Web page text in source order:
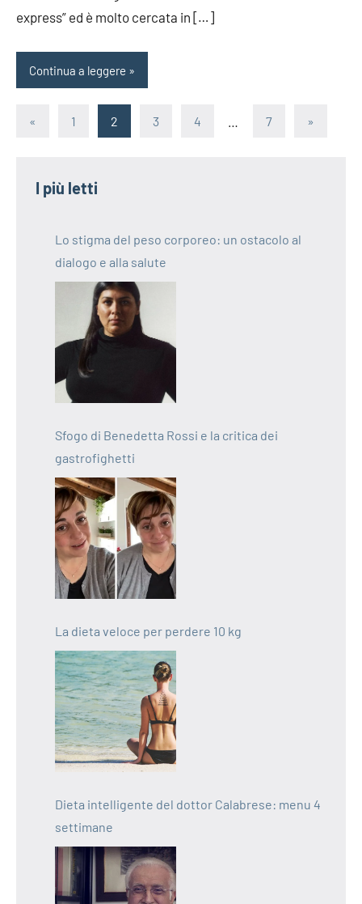
express” ed è molto cercata in […]
Continua a leggere
Paginazione
articoli
« Articolo
precedente
1 2 3 4 7
Articolo
»
I più letti
Lo stigma del peso corporeo: un ostacolo al
dialogo e alla salute
Sfogo di Benedetta Rossi e la critica dei
gastrofighetti
La dieta veloce per perdere 10 kg
Dieta intelligente del dottor Calabrese: menu 4
settimane